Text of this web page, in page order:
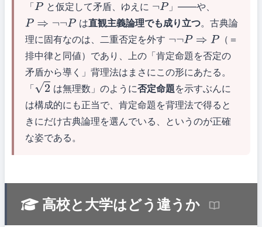
「P と仮定して矛盾、ゆえに ¬P 」——や、
P⇒¬¬ P は直観主義論理でも成り立つ。古典論
理に固有なのは、二重否定を外す ¬¬P⇒ P
（＝
排中律と同値）であり、上の「肯定命題を否定の
矛盾から導く」背理法はまさにこの形にあたる。
「2 は無理数」のように否定命題を示すぶんに
は構成的にも正当で、肯定命題を背理法で得ると
きにだけ古典論理を選んでいる、というのが正確
な姿である。
高校と大学はどう違うか